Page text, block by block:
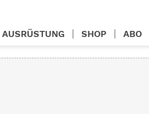
AUSRÜSTUNG SHOP ABO